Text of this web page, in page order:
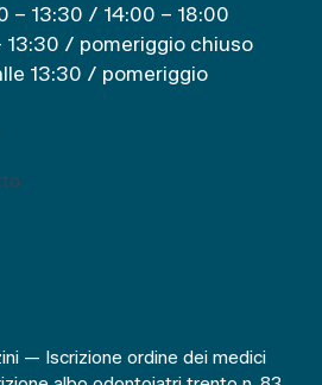
– 13:30 / 14:00 – 18:00
13:30 / pomeriggio chiuso
13:30 / pomeriggio
— Iscrizione ordine dei medici